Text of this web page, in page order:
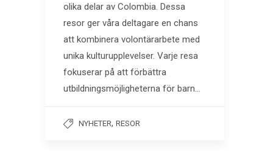
olika delar av Colombia. Dessa
resor ger våra deltagare en chans
att kombinera volontärarbete med
unika kulturupplevelser. Varje resa
fokuserar på att förbättra
utbildningsmöjligheterna för barn…
NYHETER, RESOR